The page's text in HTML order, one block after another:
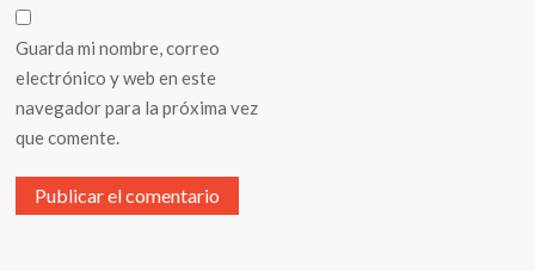
Guarda mi nombre, correo
electrónico y web en este
navegador para la próxima vez
que comente.